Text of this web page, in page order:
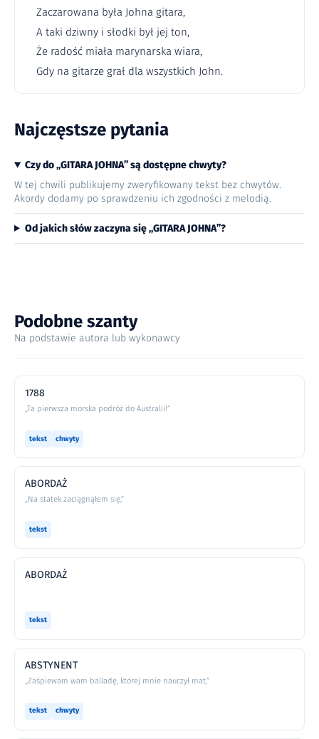
Zaczarowana była Johna gitara,
A taki dziwny i słodki był jej ton,
Że radość miała marynarska wiara,
Gdy na gitarze grał dla wszystkich John.
Najczęstsze pytania
Czy do „GITARA JOHNA” są dostępne chwyty?
W tej chwili publikujemy zweryfikowany tekst bez chwytów.
Akordy dodamy po sprawdzeniu ich zgodności z melodią.
Od jakich słów zaczyna się „GITARA JOHNA”?
Podobne szanty
Na podstawie autora lub wykonawcy
1788
„Ta pierwsza morska podróż do Australii!”
tekst chwyty
ABORDAŻ
„Na statek zaciągnąłem się,”
tekst
ABORDAŻ
tekst
ABSTYNENT
„Zaśpiewam wam balladę, której mnie nauczył mat,”
tekst chwyty